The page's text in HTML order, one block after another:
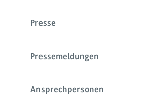
Presse
Pressemeldungen
Ansprechpersonen